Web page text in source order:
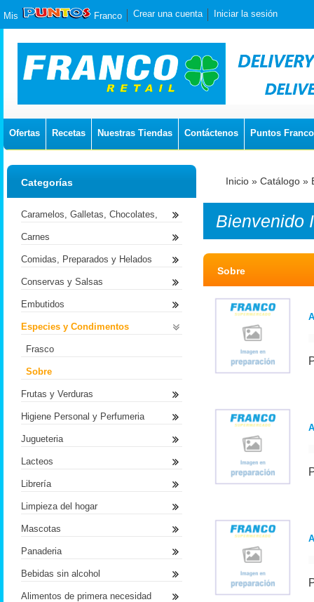
Mis Franco Crear una cuenta Iniciar la sesión
Ofertas Recetas Nuestras Tiendas Contáctenos Puntos Franco
Inicio » Catálogo »
Bienvenido
Sobre
Categorías
Caramelos, Galletas, Chocolates,
Carnes
Comidas, Preparados y Helados
Conservas y Salsas
Embutidos
Especies y Condimentos
Frasco
Sobre
Frutas y Verduras
Higiene Personal y Perfumeria
Jugueteria
Lacteos
Librería
Limpieza del hogar
Mascotas
Panaderia
Bebidas sin alcohol
Alimentos de primera necesidad